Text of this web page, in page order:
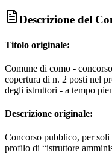
Descrizione del
Titolo originale:
Comune di como -
copertura di n. 2 posti nel
degli istruttori - a tempo
Descrizione originale:
Concorso pubblico, per
profilo di “istruttore